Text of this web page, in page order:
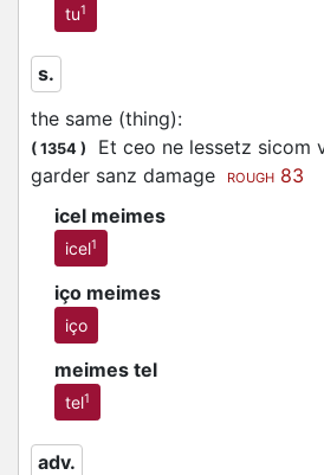
tu1
s.
the same (thing):
( 1354 )
Et ceo ne lessetz sicom
garder sanz damage
ROUGH 83
icel meimes
icel1
iço meimes
iço
meimes tel
tel1
adv.